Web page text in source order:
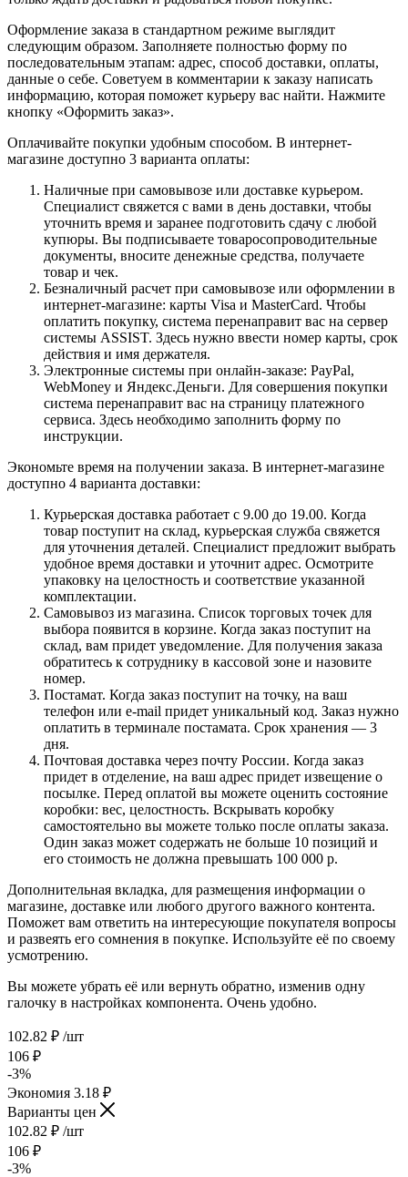
Оформление заказа в стандартном режиме выглядит
следующим образом. Заполняете полностью форму по
последовательным этапам: адрес, способ доставки, оплаты,
данные о себе. Советуем в комментарии к заказу написать
информацию, которая поможет курьеру вас найти. Нажмите
кнопку «Оформить заказ».
Оплачивайте покупки удобным способом. В интернет-
магазине доступно 3 варианта оплаты:
Наличные при самовывозе или доставке курьером.
Специалист свяжется с вами в день доставки, чтобы
уточнить время и заранее подготовить сдачу с любой
купюры. Вы подписываете товаросопроводительные
документы, вносите денежные средства, получаете
товар и чек.
Безналичный расчет при самовывозе или оформлении в
интернет-магазине: карты Visa и MasterCard. Чтобы
оплатить покупку, система перенаправит вас на сервер
системы ASSIST. Здесь нужно ввести номер карты, срок
действия и имя держателя.
Электронные системы при онлайн-заказе: PayPal,
WebMoney и Яндекс.Деньги. Для совершения покупки
система перенаправит вас на страницу платежного
сервиса. Здесь необходимо заполнить форму по
инструкции.
Экономьте время на получении заказа. В интернет-магазине
доступно 4 варианта доставки:
Курьерская доставка работает с 9.00 до 19.00. Когда
товар поступит на склад, курьерская служба свяжется
для уточнения деталей. Специалист предложит выбрать
удобное время доставки и уточнит адрес. Осмотрите
упаковку на целостность и соответствие указанной
комплектации.
Самовывоз из магазина. Список торговых точек для
выбора появится в корзине. Когда заказ поступит на
склад, вам придет уведомление. Для получения заказа
обратитесь к сотруднику в кассовой зоне и назовите
номер.
Постамат. Когда заказ поступит на точку, на ваш
телефон или e-mail придет уникальный код. Заказ нужно
оплатить в терминале постамата. Срок хранения — 3
дня.
Почтовая доставка через почту России. Когда заказ
придет в отделение, на ваш адрес придет извещение о
посылке. Перед оплатой вы можете оценить состояние
коробки: вес, целостность. Вскрывать коробку
самостоятельно вы можете только после оплаты заказа.
Один заказ может содержать не больше 10 позиций и
его стоимость не должна превышать 100 000 р.
Дополнительная вкладка, для размещения информации о
магазине, доставке или любого другого важного контента.
Поможет вам ответить на интересующие покупателя вопросы
и развеять его сомнения в покупке. Используйте её по своему
усмотрению.
Вы можете убрать её или вернуть обратно, изменив одну
галочку в настройках компонента. Очень удобно.
102.82 ₽ /шт
106 ₽
-3%
Экономия 3.18 ₽
Варианты цен
102.82 ₽ /шт
106 ₽
-3%